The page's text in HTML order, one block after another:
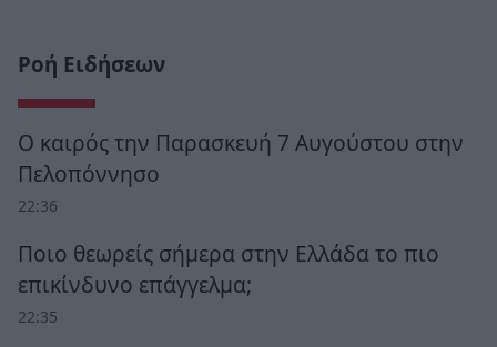
Ροή Ειδήσεων
Ο καιρός την Παρασκευή 7 Αυγούστου στην
Πελοπόννησο
22:36
Ποιο θεωρείς σήμερα στην Ελλάδα το πιο
επικίνδυνο επάγγελμα;
22:35